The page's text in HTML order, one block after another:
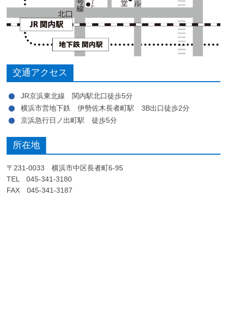
交通アクセス
JR京浜東北線 関内駅北口徒歩5分
横浜市営地下鉄 伊勢佐木長者町駅 3B出口徒歩2分
京浜急行日ノ出町駅 徒歩5分
所在地
〒231-0033 横浜市中区長者町6-95
TEL 045-341-3180
FAX 045-341-3187